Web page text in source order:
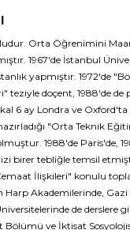
Orta Öğrenimini
1967'de İstanbul
yapmıştır. 1972'de
teziyle doçent, 1988'de de
6 ay Londra ve
"Orta Teknik
1988'de Paris'de,
birer tebliğle temsil
İlişkileri" konulu
Harp Akademilerinde,
de derslere
ve İktisat